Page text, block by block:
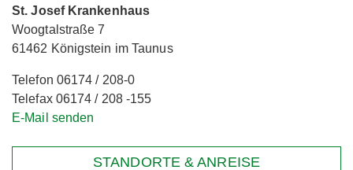
St. Josef Krankenhaus
Woogtalstraße 7
61462 Königstein im Taunus
Telefon 06174 / 208-0
Telefax 06174 / 208 -155
E-Mail senden
STANDORTE & ANREISE